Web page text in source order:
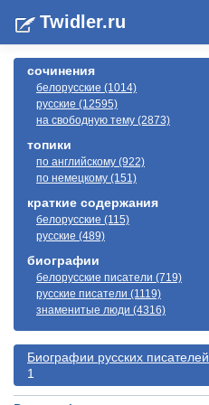
Twidler.ru
сочинения
белорусские (1014)
русские (12595)
на свободную тему (2873)
топики
по английскому (922)
по немецкому (151)
краткие содержания
белорусские (115)
русские (489)
биографии
белорусские писатели (719)
русские писатели (1119)
знаменитые люди (4316)
Биографии русскиx писателей
1